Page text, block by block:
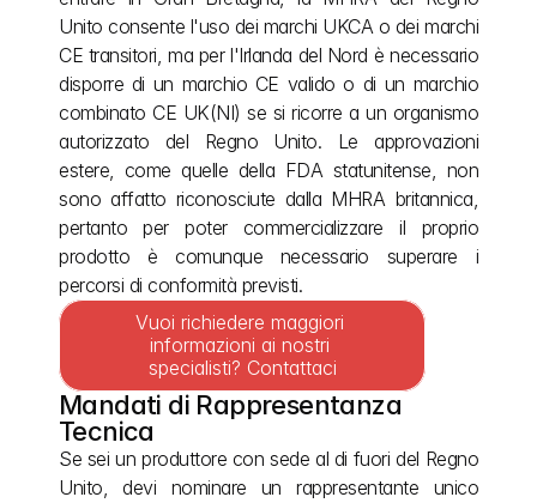
Unito consente l'uso dei marchi UKCA o dei marchi
CE transitori, ma per l'Irlanda del Nord è necessario
disporre di un marchio CE valido o di un marchio
combinato CE UK(NI) se si ricorre a un organismo
autorizzato del Regno Unito. Le approvazioni
estere, come quelle della FDA statunitense, non
sono affatto riconosciute dalla MHRA britannica,
pertanto per poter commercializzare il proprio
prodotto è comunque necessario superare i
percorsi di conformità previsti.
Vuoi richiedere maggiori
informazioni ai nostri
specialisti? Contattaci
Mandati di Rappresentanza
Tecnica
Se sei un produttore con sede al di fuori del Regno
Unito, devi nominare un rappresentante unico